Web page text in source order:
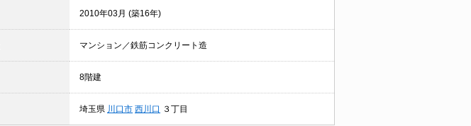
2010年03月 (築16年)
マンション／鉄筋コンクリート造
8階建
埼玉県 川口市 西川口 ３丁目